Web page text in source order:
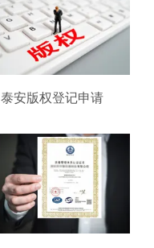
泰安版权登记申请